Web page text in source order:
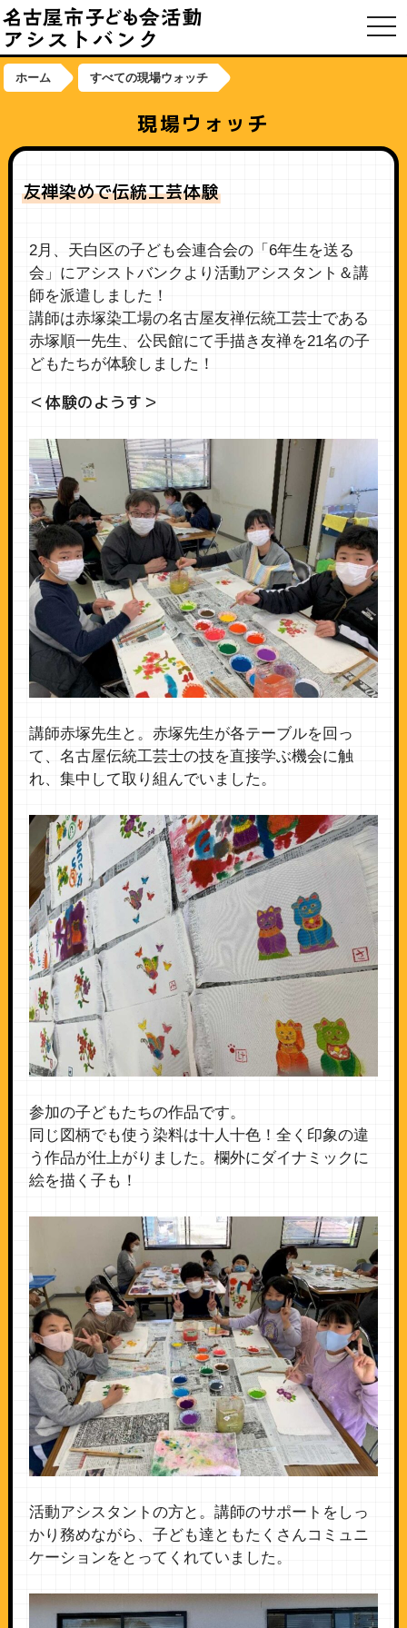
ホーム すべての現場ウォッチ
現場ウォッチ
友禅染めで伝統工芸体験
2月、天白区の子ども会連合会の「6年生を送る
会」にアシストバンクより活動アシスタント＆講
師を派遣しました！
講師は赤塚染工場の名古屋友禅伝統工芸士である
赤塚順一先生、公民館にて手描き友禅を21名の子
どもたちが体験しました！
＜体験のようす＞
講師赤塚先生と。赤塚先生が各テーブルを回っ
て、名古屋伝統工芸士の技を直接学ぶ機会に触
れ、集中して取り組んでいました。
参加の子どもたちの作品です。
同じ図柄でも使う染料は十人十色！全く印象の違
う作品が仕上がりました。欄外にダイナミックに
絵を描く子も！
活動アシスタントの方と。講師のサポートをしっ
かり務めながら、子ども達ともたくさんコミュニ
ケーションをとってくれていました。